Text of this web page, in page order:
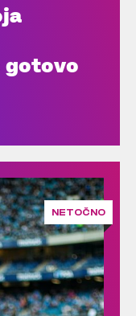
gotovo
NETOČNO